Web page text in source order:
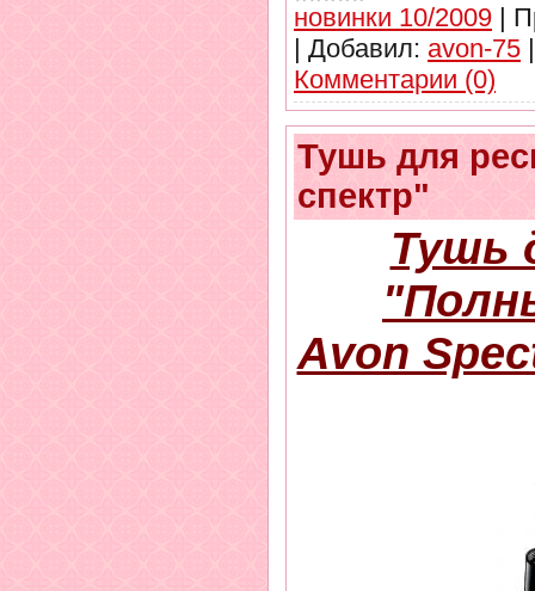
новинки 10/2009 |
| Добавил: avon-75
Комментарии (0)
Тушь для
спектр"
Тушь
Avon